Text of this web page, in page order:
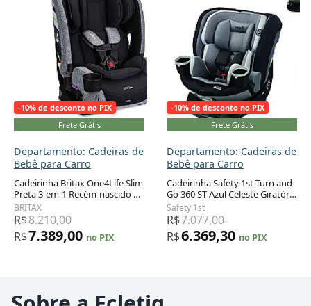
-10% de desconto no PIX
Frete Grátis
Departamento: Cadeiras de
Bebê para Carro
Cadeirinha Britax One4Life Slim
Preta 3-em-1 Recém-nascido a
54 kg com ClickTight
BRITAX
R$8.210,00
R$7.389,00 no PIX
-10% de desconto no PIX
Frete Grátis
Departamento: Cadeiras de
Bebê para Carro
Cadeirinha Safety 1st Turn and
Go 360 ST Azul Celeste Giratória
3-em-1 com Rotação 360º 2,3 a
45,4 kg
Safety 1st
R$7.077,00
R$6.369,30 no PIX